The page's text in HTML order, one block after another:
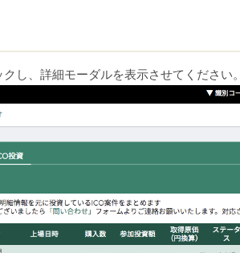
し、詳細モーダルを表示させてください。